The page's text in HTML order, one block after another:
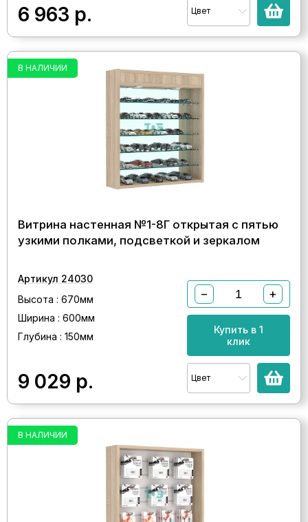
6 963 р. Цвет
В НАЛИЧИИ
Витрина настенная №1-8Г открытая с пятью
узкими полками, подсветкой и зеркалом
Артикул 24030
Высота : 670мм
Ширина : 600мм
Глубина : 150мм
9 029 р.
− +
Купить в 1
клик
Цвет
В НАЛИЧИИ